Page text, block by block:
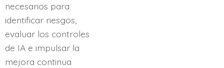
necesarios para
identificar riesgos,
evaluar los controles
de IA e impulsar la
mejora continua